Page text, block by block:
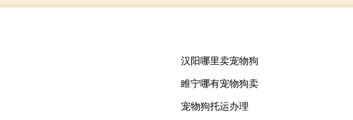
汉阳哪里卖宠物狗
睢宁哪有宠物狗卖
宠物狗托运办理